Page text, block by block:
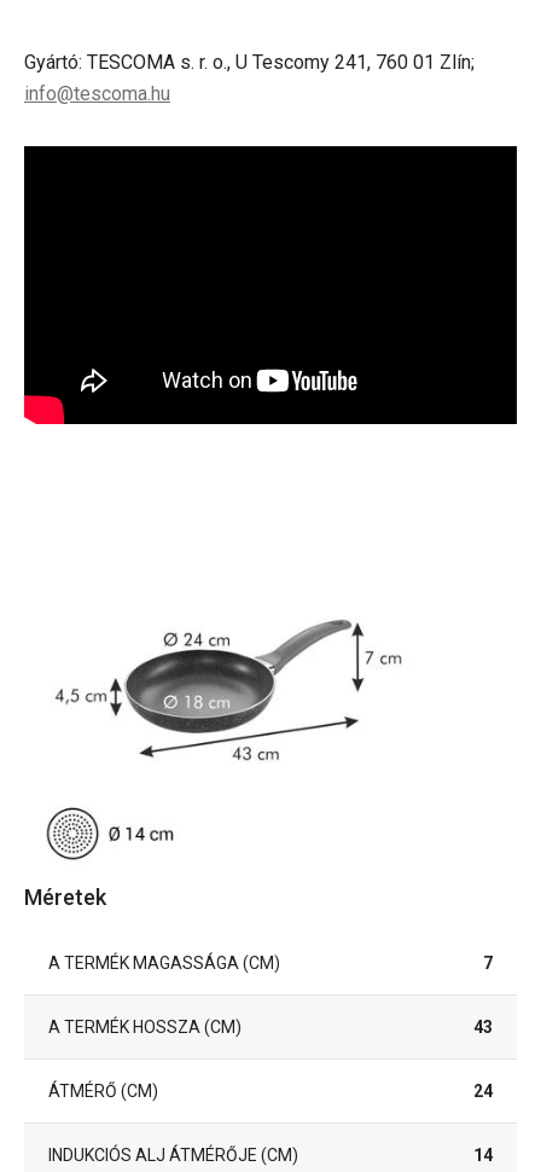
Gyártó: TESCOMA s. r. o., U Tescomy 241, 760 01 Zlín;
info@tescoma.hu
Méretek
A TERMÉK MAGASSÁGA (CM) 7
A TERMÉK HOSSZA (CM) 43
ÁTMÉRŐ (CM) 24
INDUKCIÓS ALJ ÁTMÉRŐJE (CM) 14